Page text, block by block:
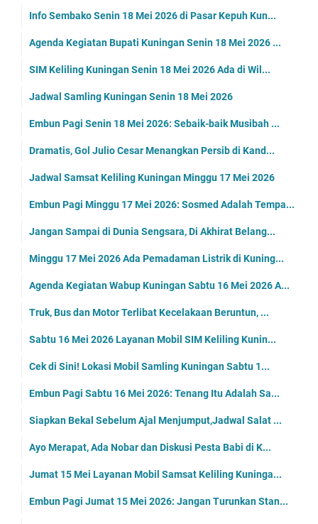
Info Sembako Senin 18 Mei 2026 di Pasar Kepuh Kun...
Agenda Kegiatan Bupati Kuningan Senin 18 Mei 2026 ...
SIM Keliling Kuningan Senin 18 Mei 2026 Ada di Wil...
Jadwal Samling Kuningan Senin 18 Mei 2026
Embun Pagi Senin 18 Mei 2026: Sebaik-baik Musibah ...
Dramatis, Gol Julio Cesar Menangkan Persib di Kand...
Jadwal Samsat Keliling Kuningan Minggu 17 Mei 2026
Embun Pagi Minggu 17 Mei 2026: Sosmed Adalah Tempa...
Jangan Sampai di Dunia Sengsara, Di Akhirat Belang...
Minggu 17 Mei 2026 Ada Pemadaman Listrik di Kuning...
Agenda Kegiatan Wabup Kuningan Sabtu 16 Mei 2026 A...
Truk, Bus dan Motor Terlibat Kecelakaan Beruntun, ...
Sabtu 16 Mei 2026 Layanan Mobil SIM Keliling Kunin...
Cek di Sini! Lokasi Mobil Samling Kuningan Sabtu 1...
Embun Pagi Sabtu 16 Mei 2026: Tenang Itu Adalah Sa...
Siapkan Bekal Sebelum Ajal Menjumput,Jadwal Salat ...
Ayo Merapat, Ada Nobar dan Diskusi Pesta Babi di K...
Jumat 15 Mei Layanan Mobil Samsat Keliling Kuninga...
Embun Pagi Jumat 15 Mei 2026: Jangan Turunkan Stan...